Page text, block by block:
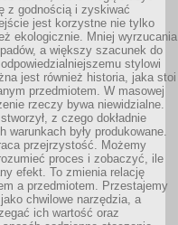
z godnością i zyskiwać
jest korzystne nie tylko
ekologicznie. Mniej wyrzucania
a większy szacunek do
stylowi
jest również historia, jaka stoi
przedmiotem. W masowej
rzeczy bywa niewidzialne.
z czego dokładnie
warunkach były produkowane.
przejrzystość. Możemy
proces i zobaczyć, ile
efekt. To zmienia relację
a przedmiotem. Przestajemy
chwilowe narzędzia, a
ich wartość oraz